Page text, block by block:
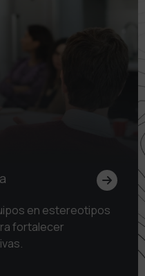
en estereotipos
fortalecer